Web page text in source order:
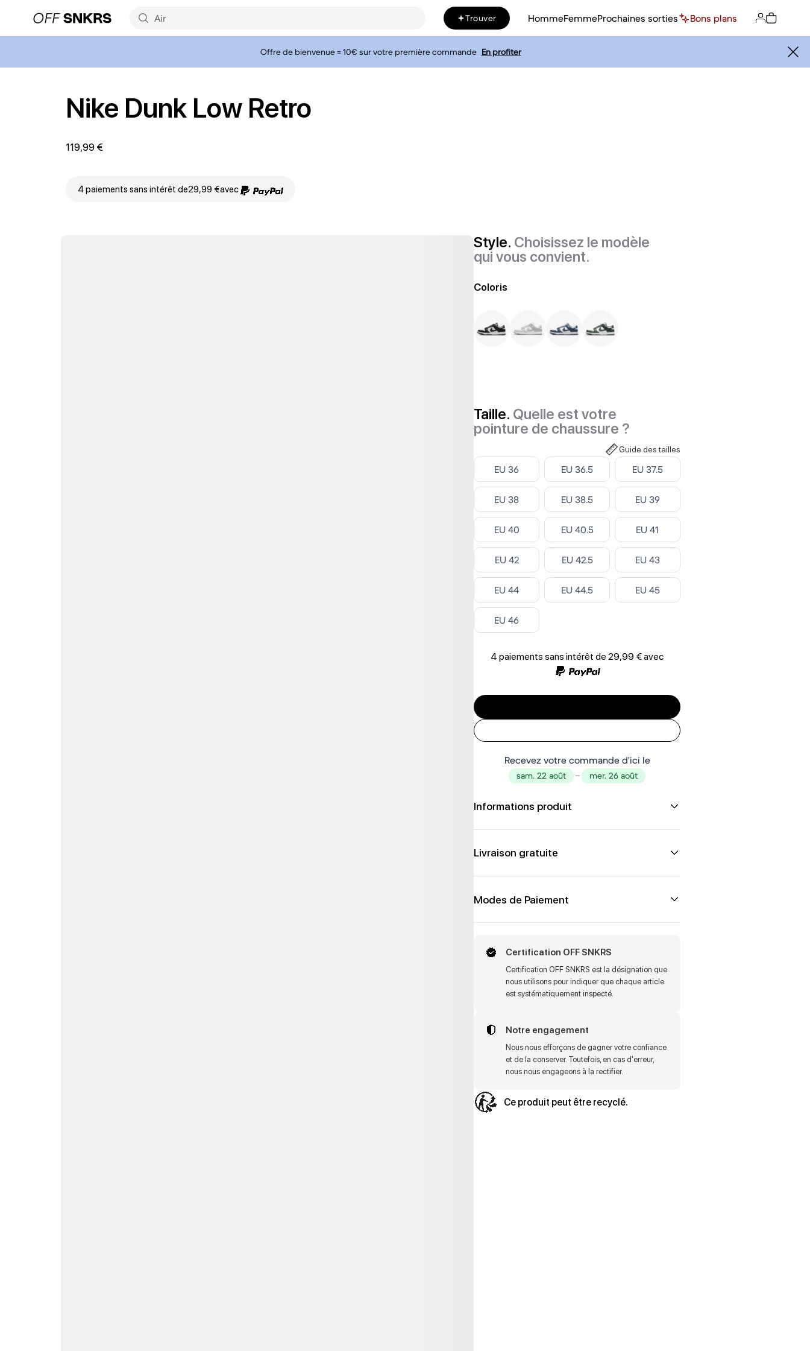
Trouver HommeFemmeProchaines sorties Bons plans
Offre de bienvenue = 10€ sur votre première commande En profiter
Nike Dunk Low Retro
119,99 €
4 paiements sans intérêt de29,99 €avec
Style. Choisissez le modèle
qui vous convient.
Coloris
Taille. Quelle est votre
pointure de chaussure ?
Guide des tailles
Select ‎
EU 36 Select ‎
EU 36.5 Select ‎
EU 37.5
Select ‎
EU 38 Select ‎
EU 38.5 Select ‎
EU 39
Select ‎
EU 40 Select ‎
EU 40.5 Select ‎
EU 41
Select ‎
EU 42 Select ‎
EU 42.5 Select ‎
EU 43
Select ‎
EU 44 Select ‎
EU 44.5 Select ‎
EU 45
Select ‎
EU 46
4 paiements sans intérêt de29,99 €avec
Recevez votre commande d'ici le
sam. 22 août – mer. 26 août
Informations produit
Livraison gratuite
Modes de Paiement
Certification OFF SNKRS
Certification OFF SNKRS est la désignation que
nous utilisons pour indiquer que chaque article
est systématiquement inspecté.
Notre engagement
Nous nous efforçons de gagner votre confiance
et de la conserver. Toutefois, en cas d'erreur,
nous nous engageons à la rectifier.
Ce produit peut être recyclé.